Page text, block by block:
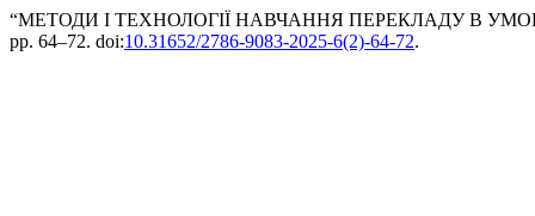
“МЕТОДИ І ТЕХНОЛОГІЇ НАВЧАННЯ ПЕРЕКЛАДУ В
pp. 64–72. doi:10.31652/2786-9083-2025-6(2)-64-72.